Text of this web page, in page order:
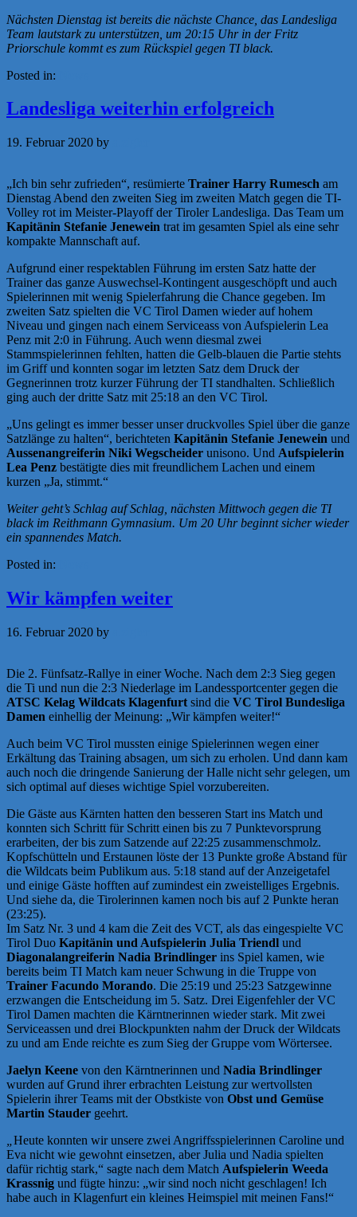
Nächsten Dienstag ist bereits die nächste Chance, das Landesliga
Team lautstark zu unterstützen, um 20:15 Uhr in der Fritz
Priorschule kommt es zum Rückspiel gegen TI black.
Posted in:
Landesliga weiterhin erfolgreich
19. Februar 2020 by
„Ich bin sehr zufrieden“, resümierte Trainer Harry Rumesch am
Dienstag Abend den zweiten Sieg im zweiten Match gegen die TI-
Volley rot im Meister-Playoff der Tiroler Landesliga. Das Team um
Kapitänin Stefanie Jenewein trat im gesamten Spiel als eine sehr
kompakte Mannschaft auf.
Aufgrund einer respektablen Führung im ersten Satz hatte der
Trainer das ganze Auswechsel-Kontingent ausgeschöpft und auch
Spielerinnen mit wenig Spielerfahrung die Chance gegeben. Im
zweiten Satz spielten die VC Tirol Damen wieder auf hohem
Niveau und gingen nach einem Serviceass von Aufspielerin Lea
Penz mit 2:0 in Führung. Auch wenn diesmal zwei
Stammspielerinnen fehlten, hatten die Gelb-blauen die Partie stehts
im Griff und konnten sogar im letzten Satz dem Druck der
Gegnerinnen trotz kurzer Führung der TI standhalten. Schließlich
ging auch der dritte Satz mit 25:18 an den VC Tirol.
„Uns gelingt es immer besser unser druckvolles Spiel über die ganze
Satzlänge zu halten“, berichteten Kapitänin Stefanie Jenewein und
Aussenangreiferin Niki Wegscheider unisono. Und Aufspielerin
Lea Penz bestätigte dies mit freundlichem Lachen und einem
kurzen „Ja, stimmt.“
Weiter geht’s Schlag auf Schlag, nächsten Mittwoch gegen die TI
black im Reithmann Gymnasium. Um 20 Uhr beginnt sicher wieder
ein spannendes Match.
Posted in:
Wir kämpfen weiter
16. Februar 2020 by
Die 2. Fünfsatz-Rallye in einer Woche. Nach dem 2:3 Sieg gegen
die Ti und nun die 2:3 Niederlage im Landessportcenter gegen die
ATSC Kelag Wildcats Klagenfurt sind die VC Tirol Bundesliga
Damen einhellig der Meinung: „Wir kämpfen weiter!“
Auch beim VC Tirol mussten einige Spielerinnen wegen einer
Erkältung das Training absagen, um sich zu erholen. Und dann kam
auch noch die dringende Sanierung der Halle nicht sehr gelegen, um
sich optimal auf dieses wichtige Spiel vorzubereiten.
Die Gäste aus Kärnten hatten den besseren Start ins Match und
konnten sich Schritt für Schritt einen bis zu 7 Punktevorsprung
erarbeiten, der bis zum Satzende auf 22:25 zusammenschmolz.
Kopfschütteln und Erstaunen löste der 13 Punkte große Abstand für
die Wildcats beim Publikum aus. 5:18 stand auf der Anzeigetafel
und einige Gäste hofften auf zumindest ein zweistelliges Ergebnis.
Und siehe da, die Tirolerinnen kamen noch bis auf 2 Punkte heran
(23:25).
Im Satz Nr. 3 und 4 kam die Zeit des VCT, als das eingespielte VC
Tirol Duo Kapitänin und Aufspielerin Julia Triendl und
Diagonalangreiferin Nadia Brindlinger ins Spiel kamen, wie
bereits beim TI Match kam neuer Schwung in die Truppe von
Trainer Facundo Morando. Die 25:19 und 25:23 Satzgewinne
erzwangen die Entscheidung im 5. Satz. Drei Eigenfehler der VC
Tirol Damen machten die Kärntnerinnen wieder stark. Mit zwei
Serviceassen und drei Blockpunkten nahm der Druck der Wildcats
zu und am Ende reichte es zum Sieg der Gruppe vom Wörtersee.
Jaelyn Keene von den Kärntnerinnen und Nadia Brindlinger
wurden auf Grund ihrer erbrachten Leistung zur wertvollsten
Spielerin ihrer Teams mit der Obstkiste von Obst und Gemüse
Martin Stauder geehrt.
Heute konnten wir unsere zwei Angriffsspielerinnen Caroline und
Eva nicht wie gewohnt einsetzen, aber Julia und Nadia spielten
dafür richtig stark,“ sagte nach dem Match Aufspielerin Weeda
Krassnig und fügte hinzu: „wir sind noch nicht geschlagen! Ich
habe auch in Klagenfurt ein kleines Heimspiel mit meinen Fans!“